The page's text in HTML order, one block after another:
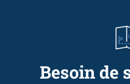
Besoin de